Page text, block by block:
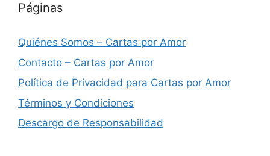
Páginas
Quiénes Somos – Cartas por Amor
Contacto – Cartas por Amor
Política de Privacidad para Cartas por Amor
Términos y Condiciones
Descargo de Responsabilidad